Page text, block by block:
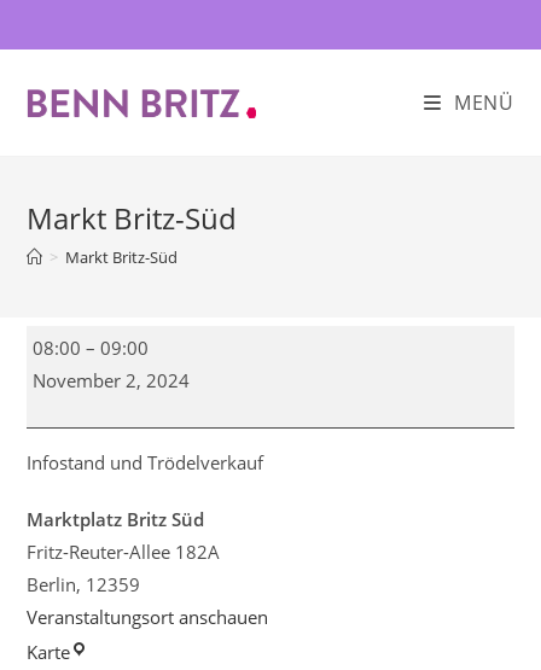
Inhalt
MENÜ
Markt Britz-Süd
> Markt Britz-Süd
Markt
Britz-
08:00 –09:00
November 2, 2024
Infostand und Trödelverkauf
Marktplatz Britz Süd
Fritz-Reuter-Allee 182A
Berlin, 12359
Veranstaltungsort anschauen
KarteMarktplatz